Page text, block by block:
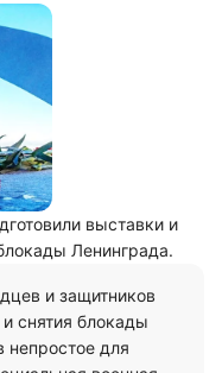
выставки и
Ленинграда.
и защитников
снятия блокады
непростое для